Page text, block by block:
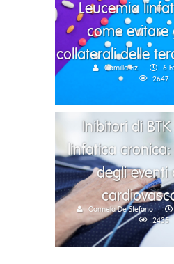
Leucemia
come evitare
collaterali delle
Camilla Fiz
6
2647
Inibitori di
linfatica
degli eventi
Carmela De Stefano
2435